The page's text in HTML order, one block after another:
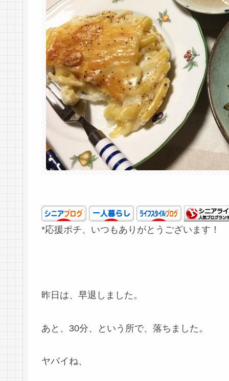
*応援ポチ、いつもありがとうございます！
昨日は、早退しました。
あと、30分、という所で、落ちました。
ヤバイね、